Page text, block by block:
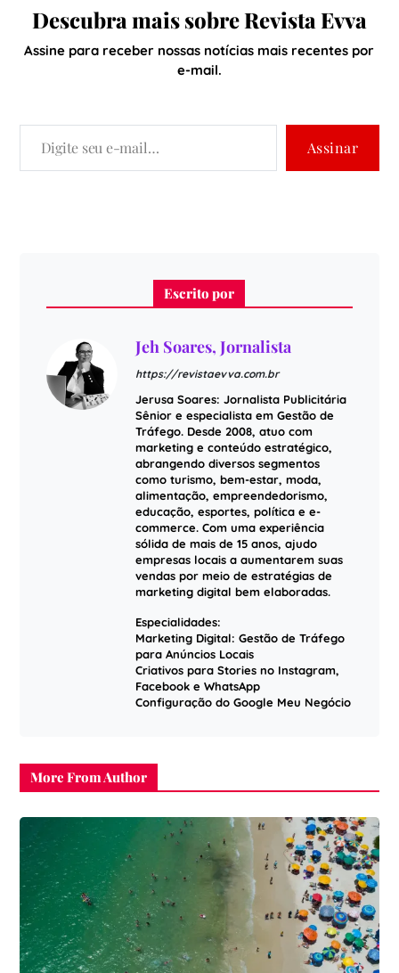
Descubra mais sobre Revista Evva
Assine para receber nossas notícias mais recentes por
e-mail.
Assinar
Escrito por
Jeh Soares, Jornalista
https://revistaevva.com.br
Jerusa Soares: Jornalista Publicitária
Sênior e especialista em Gestão de
Tráfego. Desde 2008, atuo com
marketing e conteúdo estratégico,
abrangendo diversos segmentos
como turismo, bem-estar, moda,
alimentação, empreendedorismo,
educação, esportes, política e e-
commerce. Com uma experiência
sólida de mais de 15 anos, ajudo
empresas locais a aumentarem suas
vendas por meio de estratégias de
marketing digital bem elaboradas.
Especialidades:
Marketing Digital: Gestão de Tráfego
para Anúncios Locais
Criativos para Stories no Instagram,
Facebook e WhatsApp
Configuração do Google Meu Negócio
More From Author